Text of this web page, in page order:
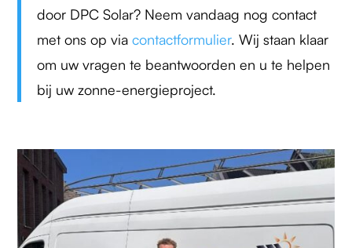
door DPC Solar? Neem vandaag nog contact
met ons op viacontactformulier. Wij staan klaar
om uw vragen te beantwoorden en u te helpen
bij uw zonne-energieproject.